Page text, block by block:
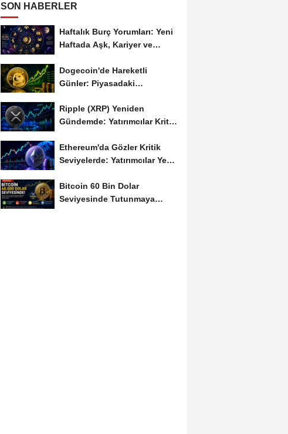
SON HABERLER
Haftalık Burç Yorumları: Yeni
Haftada Aşk, Kariyer ve
Dogecoin'de Hareketli
Günler: Piyasadaki
de...
Ripple (XRP) Yeniden
Gündemde: Yatırımcılar Kritik
Ethereum'da Gözler Kritik
Seviyelerde: Yatırımcılar Yeni
Bitcoin 60 Bin Dolar
Seviyesinde Tutunmaya